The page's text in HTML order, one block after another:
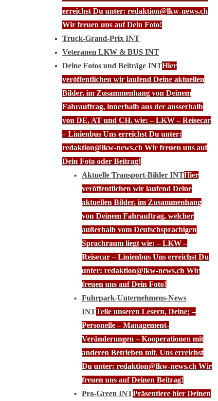
erreichst Du unter: redaktion@lkw-news.ch
Wir freuen uns auf Dein Foto!
Truck-Grand-Prix INT
Veteranen LKW & BUS INT
Deine Fotos und Beiträge INTHier
veröffentlichen wir laufend Deine aktuellen
Bilder, im Zusammenhang von Deinem
Fahrauftrag, innerhalb aus der ausserhalb
von DE, AT und CH. wie: – LKW – Reisecar
– Linienbus Uns erreichst Du unter:
redaktion@lkw-news.ch Wir freuen uns auf
Dein Foto oder Beitrag!
Aktuelle Transport-Bilder INTHier
veröffentlichen wir laufend Deine
aktuellen Bilder, im Zusammenhang
von Deinem Fahrauftrag, welcher
außerhalb vom Deutschsprachigen
Sprachraum liegt wie: – LKW –
Reisecar – Linienbus Uns erreichst Du
unter: redaktion@lkw-news.ch Wir
freuen uns auf Dein Foto!
Fuhrpark-Unternehmens-News
INTTeile unseren Lesern, Deine; –
Personelle – Management-
Veränderungen – Kooperationen mit
anderen Betrieben mit. Uns erreichst
Du unter: redaktion@lkw-news.ch Wir
freuen uns auf Deinen Beitrag!
Pro-Green INTPräsentiere hier Deinen